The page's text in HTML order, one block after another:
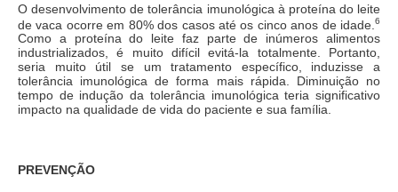
O desenvolvimento de tolerância imunológica à proteína do leite
de vaca ocorre em 80% dos casos até os cinco anos de idade. 6
Como a proteína do leite faz parte de inúmeros alimentos
industrializados, é muito difícil evitá-la totalmente. Portanto,
seria muito útil se um tratamento específico, induzisse a
tolerância imunológica de forma mais rápida. Diminuição no
tempo de indução da tolerância imunológica teria significativo
impacto na qualidade de vida do paciente e sua família.
PREVENÇÃO